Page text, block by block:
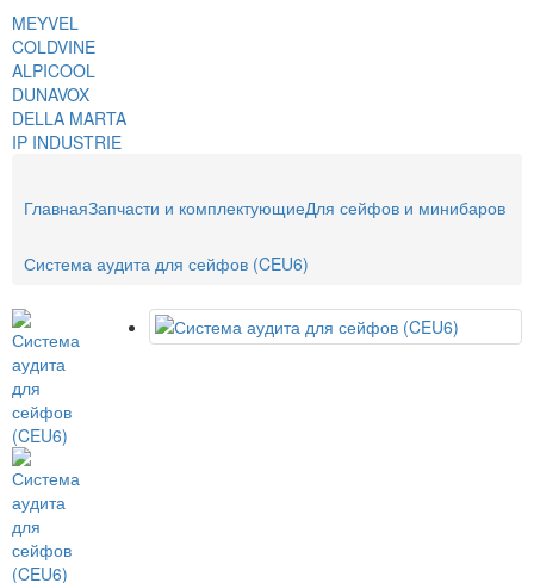
MEYVEL
COLDVINE
ALPICOOL
DUNAVOX
DELLA MARTA
IP INDUSTRIE
ГлавнаяЗапчасти и комплектующиеДля сейфов и минибаров
Система аудита для сейфов (CEU6)